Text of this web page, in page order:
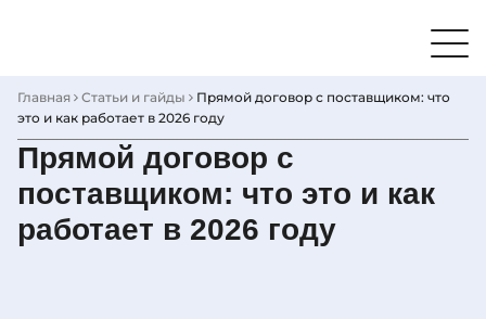
Главная Статьи и гайды
Прямой договор с поставщиком: что
это и как работает в 2026 году
Прямой договор с
поставщиком: что это и как
работает в 2026 году